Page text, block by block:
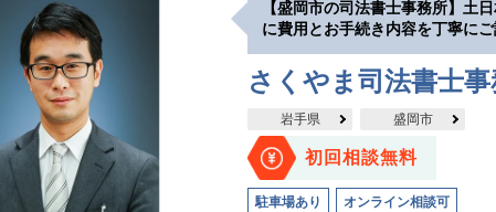
【盛岡市の司法書士事務所】土
に費用とお手続き内容を丁寧に
さくやま司法書士
岩手県 盛岡市
初回相談無料
駐車場あり オンライン相談可